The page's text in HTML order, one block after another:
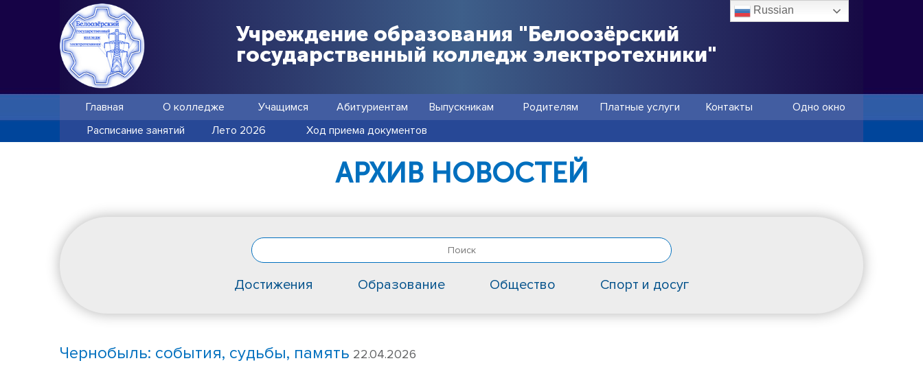
Учреждение образования "Белоозёрский
государственный колледж электротехники"
Главная О колледже Учащимся Абитуриентам Выпускникам Родителям Платные услуги Контакты
Одно окно
Расписание занятий
Лето 2026 Ход приема документов
АРХИВ НОВОСТЕЙ
Достижения Образование Общество Спорт и досуг
Чернобыль: события, судьбы, память 22.04.2026
Russian